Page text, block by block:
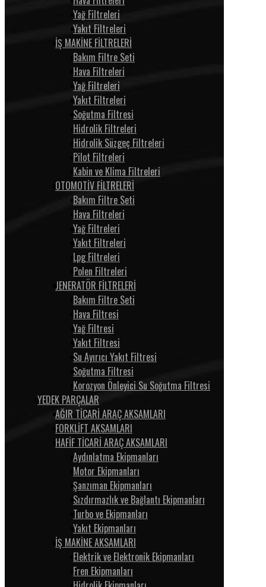
Yağ Filtreleri
Yakıt Filtreleri
İŞ MAKİNE FİLTRELERİ
Bakım Filtre Seti
Hava Filtreleri
Yağ Filtreleri
Yakıt Filtreleri
Soğutma Filtresi
Hidrolik Filtreleri
Hidrolik Süzgeç Filtreleri
Pilot Filtreleri
Kabin ve Klima Filtreleri
OTOMOTİV FİLTRELERİ
Bakım Filtre Seti
Hava Filtreleri
Yağ Filtreleri
Yakıt Filtreleri
Lpg Filtreleri
Polen Filtreleri
JENERATÖR FİLTRELERİ
Bakım Filtre Seti
Hava Filtresi
Yağ Filtresi
Yakıt Filtresi
Su Ayırıcı Yakıt Filtresi
Soğutma Filtresi
Korozyon Önleyici Su Soğutma Filtresi
YEDEK PARÇALAR
AĞIR TİCARİ ARAÇ AKSAMLARI
FORKLİFT AKSAMLARI
HAFİF TİCARİ ARAÇ AKSAMLARI
Aydınlatma Ekipmanları
Motor Ekipmanları
Şanzıman Ekipmanları
Sızdırmazlık ve Bağlantı Ekipmanları
Turbo ve Ekipmanları
Yakıt Ekipmanları
İŞ MAKİNE AKSAMLARI
Elektrik ve Elektronik Ekipmanları
Fren Ekipmanları